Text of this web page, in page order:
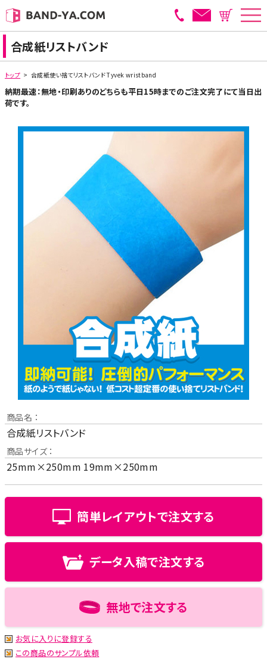
合成紙リストバンド
トップ > 合成紙使い捨てリストバンド Tyvek wristband
納期最速：無地・印刷ありのどちらも平日15時までのご注文完了にて当日出
荷です。
商品名 ：
合成紙リストバンド
商品サイズ ：
25mm×250mm 19mm×250mm
簡単レイアウトで注文する
データ入稿で注文する
無地で注文する
お気に入りに登録する
この商品のサンプル依頼